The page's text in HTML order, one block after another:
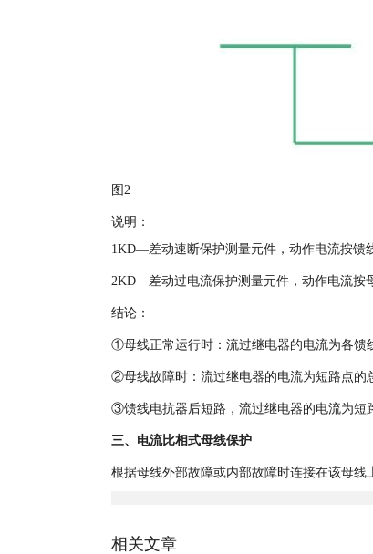
图2
说明：
1KD—差动速断保护测量元件，动作电流按馈
2KD—差动过电流保护测量元件，动作电流按
结论：
①母线正常运行时：流过继电器的电流为各馈
②母线故障时：流过继电器的电流为短路点的
③馈线电抗器后短路，流过继电器的电流为短
三、电流比相式母线保护
根据母线外部故障或内部故障时连接在该母线
相关文章